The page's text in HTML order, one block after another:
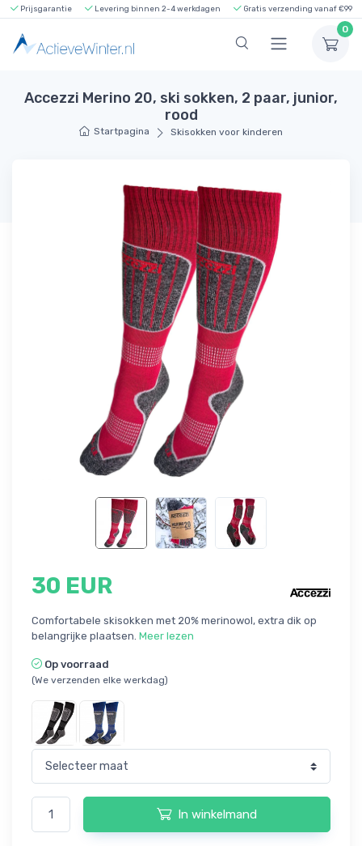
Prijsgarantie Levering binnen 2-4 werkdagen Gratis verzending vanaf €99
0
Accezzi Merino 20, ski sokken, 2 paar, junior,
rood
Startpagina Skisokken voor kinderen
30 EUR
Comfortabele skisokken met 20% merinowol, extra dik op
belangrijke plaatsen. Meer lezen
Op voorraad
(We verzenden elke werkdag)
In winkelmand